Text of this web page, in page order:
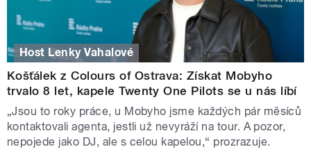
Host Lenky Vahalové
Košťálek z Colours of Ostrava: Získat Mobyho
trvalo 8 let, kapele Twenty One Pilots se u nás líbí
„Jsou to roky práce, u Mobyho jsme každých pár měsíců
kontaktovali agenta, jestli už nevyráží na tour. A pozor,
nepojede jako DJ, ale s celou kapelou,“ prozrazuje.